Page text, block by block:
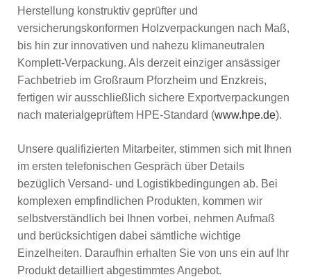
Herstellung konstruktiv geprüfter und
versicherungskonformen Holzverpackungen nach Maß,
bis hin zur innovativen und nahezu klimaneutralen
Komplett-Verpackung. Als derzeit einziger ansässiger
Fachbetrieb im Großraum Pforzheim und Enzkreis,
fertigen wir ausschließlich sichere Exportverpackungen
nach materialgeprüftem HPE-Standard (www.hpe.de).
Unsere qualifizierten Mitarbeiter, stimmen sich mit Ihnen
im ersten telefonischen Gespräch über Details
bezüglich Versand- und Logistikbedingungen ab. Bei
komplexen empfindlichen Produkten, kommen wir
selbstverständlich bei Ihnen vorbei, nehmen Aufmaß
und berücksichtigen dabei sämtliche wichtige
Einzelheiten. Daraufhin erhalten Sie von uns ein auf Ihr
Produkt detailliert abgestimmtes Angebot.